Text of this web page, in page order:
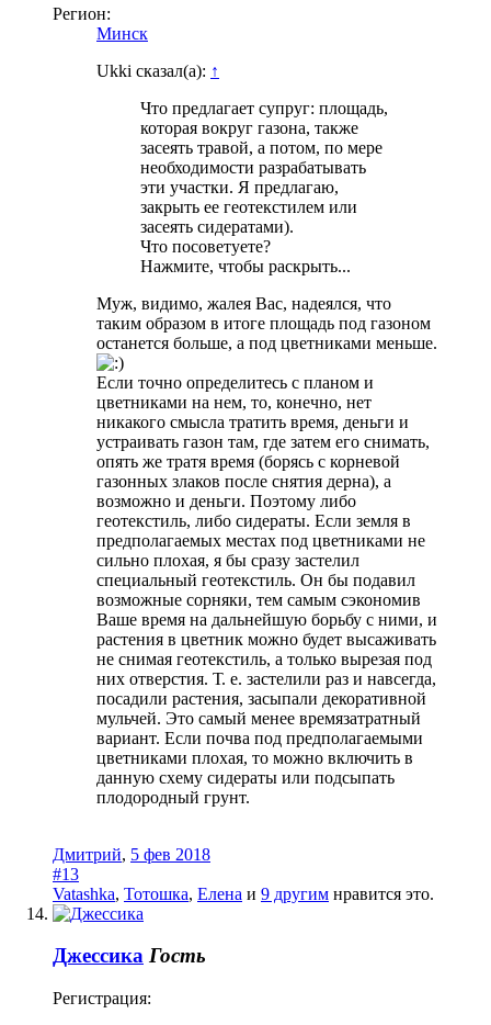
Регион:
Минск
Ukki сказал(а): ↑
Что предлагает супруг: площадь,
которая вокруг газона, также
засеять травой, а потом, по мере
необходимости разрабатывать
эти участки. Я предлагаю,
закрыть ее геотекстилем или
засеять сидератами).
Что посоветуете?
Нажмите, чтобы раскрыть...
Муж, видимо, жалея Вас, надеялся, что
таким образом в итоге площадь под газоном
останется больше, а под цветниками меньше.
Если точно определитесь с планом и
цветниками на нем, то, конечно, нет
никакого смысла тратить время, деньги и
устраивать газон там, где затем его снимать,
опять же тратя время (борясь с корневой
газонных злаков после снятия дерна), а
возможно и деньги. Поэтому либо
геотекстиль, либо сидераты. Если земля в
предполагаемых местах под цветниками не
сильно плохая, я бы сразу застелил
специальный геотекстиль. Он бы подавил
возможные сорняки, тем самым сэкономив
Ваше время на дальнейшую борьбу с ними, и
растения в цветник можно будет высаживать
не снимая геотекстиль, а только вырезая под
них отверстия. Т. е. застелили раз и навсегда,
посадили растения, засыпали декоративной
мульчей. Это самый менее времязатратный
вариант. Если почва под предполагаемыми
цветниками плохая, то можно включить в
данную схему сидераты или подсыпать
плодородный грунт.
Дмитрий, 5 фев 2018
#13
Vatashka, Тотошка, Елена и 9 другим нравится это.
Джессика Гость
Регистрация: